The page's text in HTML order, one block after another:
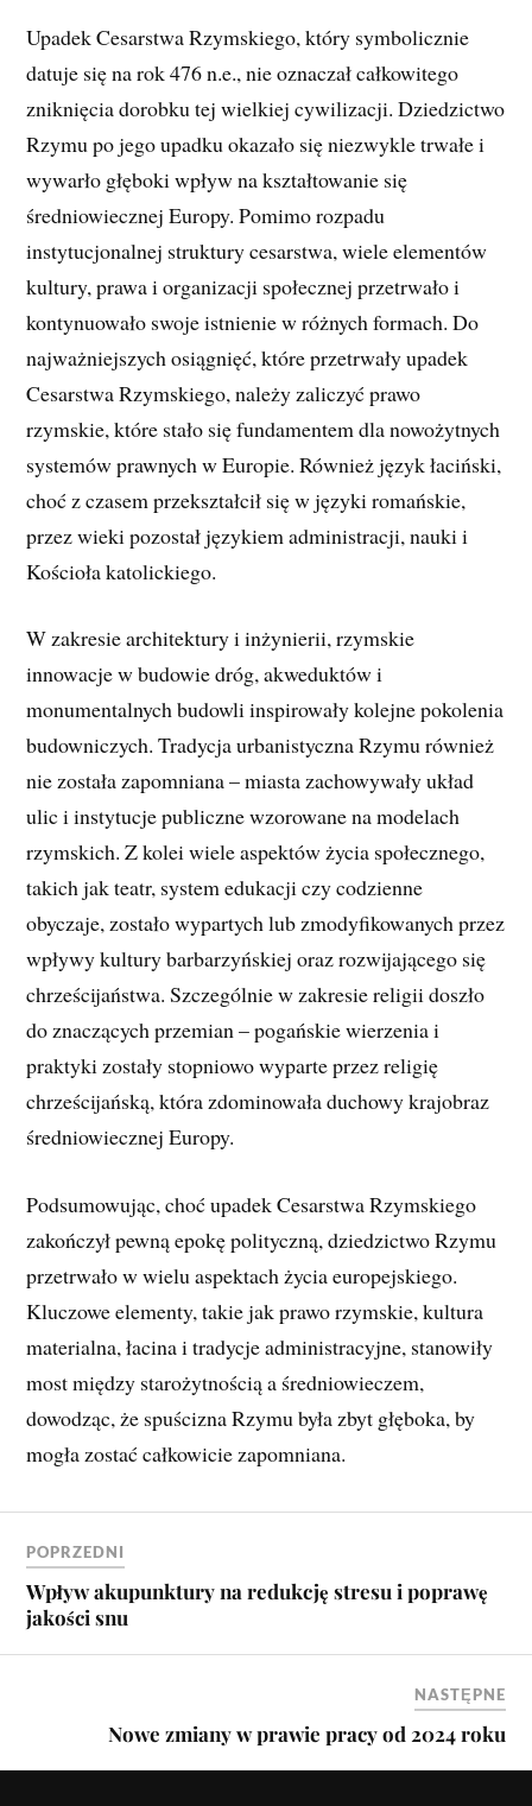
Upadek Cesarstwa Rzymskiego, który symbolicznie
datuje się na rok 476 n.e., nie oznaczał całkowitego
zniknięcia dorobku tej wielkiej cywilizacji. Dziedzictwo
Rzymu po jego upadku okazało się niezwykle trwałe i
wywarło głęboki wpływ na kształtowanie się
średniowiecznej Europy. Pomimo rozpadu
instytucjonalnej struktury cesarstwa, wiele elementów
kultury, prawa i organizacji społecznej przetrwało i
kontynuowało swoje istnienie w różnych formach. Do
najważniejszych osiągnięć, które przetrwały upadek
Cesarstwa Rzymskiego, należy zaliczyć prawo
rzymskie, które stało się fundamentem dla nowożytnych
systemów prawnych w Europie. Również język łaciński,
choć z czasem przekształcił się w języki romańskie,
przez wieki pozostał językiem administracji, nauki i
Kościoła katolickiego.
W zakresie architektury i inżynierii, rzymskie
innowacje w budowie dróg, akweduktów i
monumentalnych budowli inspirowały kolejne pokolenia
budowniczych. Tradycja urbanistyczna Rzymu również
nie została zapomniana – miasta zachowywały układ
ulic i instytucje publiczne wzorowane na modelach
rzymskich. Z kolei wiele aspektów życia społecznego,
takich jak teatr, system edukacji czy codzienne
obyczaje, zostało wypartych lub zmodyfikowanych przez
wpływy kultury barbarzyńskiej oraz rozwijającego się
chrześcijaństwa. Szczególnie w zakresie religii doszło
do znaczących przemian – pogańskie wierzenia i
praktyki zostały stopniowo wyparte przez religię
chrześcijańską, która zdominowała duchowy krajobraz
średniowiecznej Europy.
Podsumowując, choć upadek Cesarstwa Rzymskiego
zakończył pewną epokę polityczną, dziedzictwo Rzymu
przetrwało w wielu aspektach życia europejskiego.
Kluczowe elementy, takie jak prawo rzymskie, kultura
materialna, łacina i tradycje administracyjne, stanowiły
most między starożytnością a średniowieczem,
dowodząc, że spuścizna Rzymu była zbyt głęboka, by
mogła zostać całkowicie zapomniana.
POPRZEDNI
Wpływ akupunktury na redukcję stresu i poprawę
jakości snu
NASTĘPNE
Nowe zmiany w prawie pracy od 2024 roku